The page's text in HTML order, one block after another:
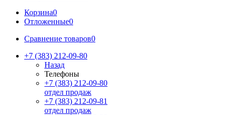
Корзина0
Отложенные0
Сравнение товаров0
+7 (383) 212-09-80
Назад
Телефоны
+7 (383) 212-09-80
отдел продаж
+7 (383) 212-09-81
отдел продаж